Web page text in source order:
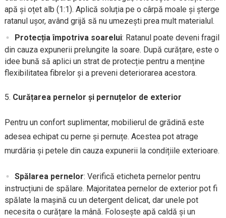
apă și oțet alb (1:1). Aplică soluția pe o cârpă moale și șterge
ratanul ușor, având grijă să nu umezești prea mult materialul.
Protecția împotriva soarelui: Ratanul poate deveni fragil
din cauza expunerii prelungite la soare. După curățare, este o
idee bună să aplici un strat de protecție pentru a menține
flexibilitatea fibrelor și a preveni deteriorarea acestora.
Curățarea pernelor și pernuțelor de exterior
Pentru un confort suplimentar, mobilierul de grădină este
adesea echipat cu perne și pernuțe. Acestea pot atrage
murdăria și petele din cauza expunerii la condițiile exterioare.
Spălarea pernelor: Verifică eticheta pernelor pentru
instrucțiuni de spălare. Majoritatea pernelor de exterior pot fi
spălate la mașină cu un detergent delicat, dar unele pot
necesita o curățare la mână. Folosește apă caldă și un